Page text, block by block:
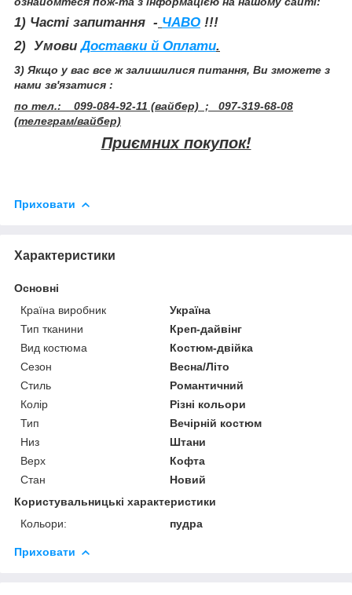
1) Часті запитання - ЧАВО !!!
2) УмовиДоставки й Оплати.
3) Якщо у вас все ж залишилися питання, Ви зможете з
нами зв'язатися :
по тел.: 099-084-92-11 (вайбер) ; 097-319-68-08
(телеграм/вайбер)
Приємних покупок!
Приховати
Характеристики
Основні
Країна виробник
Україна
Тип тканини
Креп-дайвінг
Вид костюма
Костюм-двійка
Сезон
Весна/Літо
Стиль
Романтичний
Колір
Різні кольори
Тип
Вечірній костюм
Низ
Штани
Верх
Кофта
Стан
Новий
Користувальницькі характеристики
Кольори:
пудра
Приховати